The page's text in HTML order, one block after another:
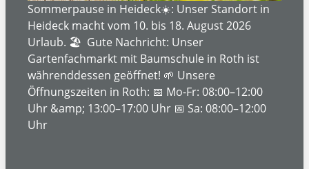
Sommerpause in Heideck☀️: Unser Standort in
Heideck macht vom 10. bis 18. August 2026
Urlaub. 🏖️ Gute Nachricht: Unser
Gartenfachmarkt mit Baumschule in Roth ist
währenddessen geöffnet! 🌱 Unsere
Öffnungszeiten in Roth: 📅 Mo-Fr: 08:00–12:00
Uhr &amp; 13:00–17:00 Uhr 📅 Sa: 08:00–12:00
Uhr